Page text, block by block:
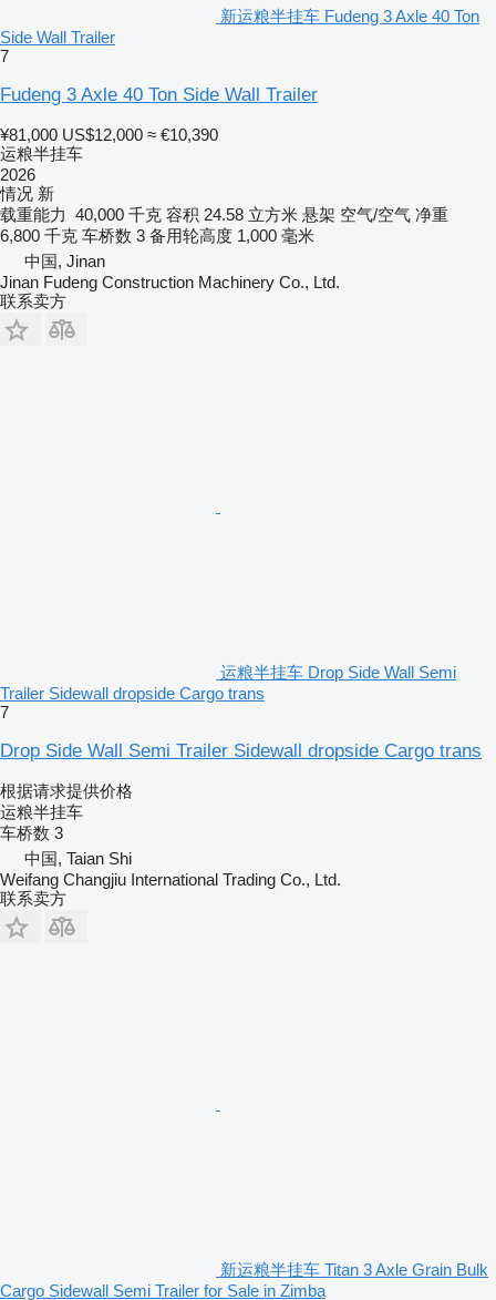
新运粮半挂车 Fudeng 3 Axle 40 Ton
Side Wall Trailer
7
Fudeng 3 Axle 40 Ton Side Wall Trailer
¥81,000 US$12,000 ≈ €10,390
运粮半挂车
2026
情况 新
载重能力 40,000 千克 容积 24.58 立方米 悬架 空气/空气 净重
6,800 千克 车桥数 3 备用轮高度 1,000 毫米
中国, Jinan
Jinan Fudeng Construction Machinery Co., Ltd.
联系卖方
运粮半挂车 Drop Side Wall Semi
Trailer Sidewall dropside Cargo trans
7
Drop Side Wall Semi Trailer Sidewall dropside Cargo trans
根据请求提供价格
运粮半挂车
车桥数 3
中国, Taian Shi
Weifang Changjiu International Trading Co., Ltd.
联系卖方
新运粮半挂车 Titan 3 Axle Grain Bulk
Cargo Sidewall Semi Trailer for Sale in Zimba